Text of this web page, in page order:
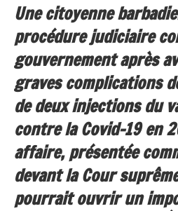
Une citoyenne
procédure judiciaire
gouvernement après
graves complications
de deux injections du
contre la Covid-19 en
affaire, présentée
devant la Cour
pourrait ouvrir un